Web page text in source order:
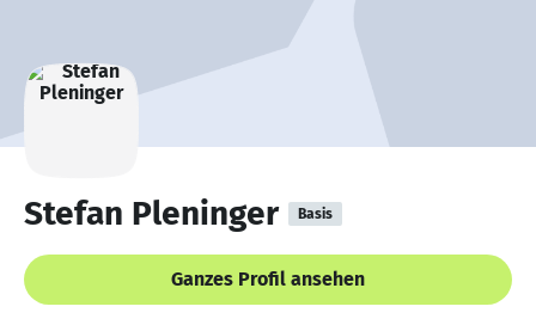
Stefan Pleninger Basis
Ganzes Profil ansehen